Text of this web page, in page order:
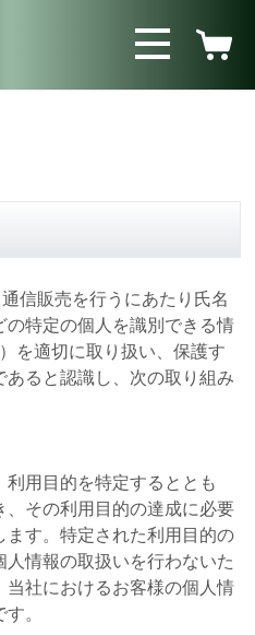
信販売を行うにあたり氏名
特定の個人を識別できる情
を適切に取り扱い、保護す
ると認識し、次の取り組み
用目的を特定するととも
その利用目的の達成に必要
す。特定された利用目的の
情報の取扱いを行わないた
社におけるお客様の個人情
。